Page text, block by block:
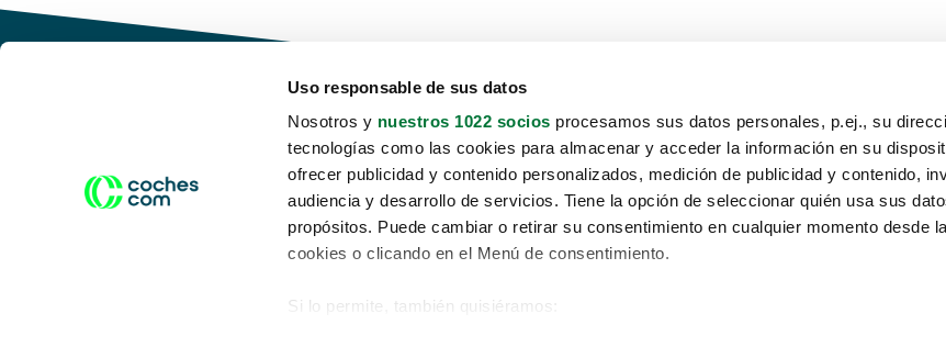
Uso responsable de sus datos
Nosotros y nuestros 1022 socios procesamos sus datos personales, p.ej., su
tecnologías como las cookies para almacenar y acceder la información en su
ofrecer publicidad y contenido personalizados, medición de publicidad y contenido,
audiencia y desarrollo de servicios. Tiene la opción de seleccionar quién usa sus
propósitos. Puede cambiar o retirar su consentimiento en cualquier momento desde
cookies o clicando en el Menú de consentimiento.
Si lo permite, también quisiéramos:
Conduce tu futuro,
desata tu movilidad